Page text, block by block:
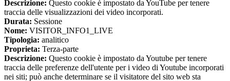
Descrizione: Questo cookie è impostato da YouTube per tenere
traccia delle visualizzazioni dei video incorporati.
Durata: Sessione
Nome: VISITOR_INFO1_LIVE
Tipologia: analitico
Proprieta: Terza-parte
Descrizione: Questo cookie è impostato da Youtube per tenere
traccia delle preferenze dell'utente per i video di Youtube incorporati
nei siti; può anche determinare se il visitatore del sito web sta